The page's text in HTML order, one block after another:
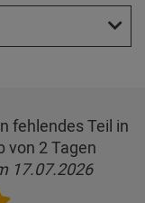
fehlendes Teil in
von 2 Tagen
17.07.2026